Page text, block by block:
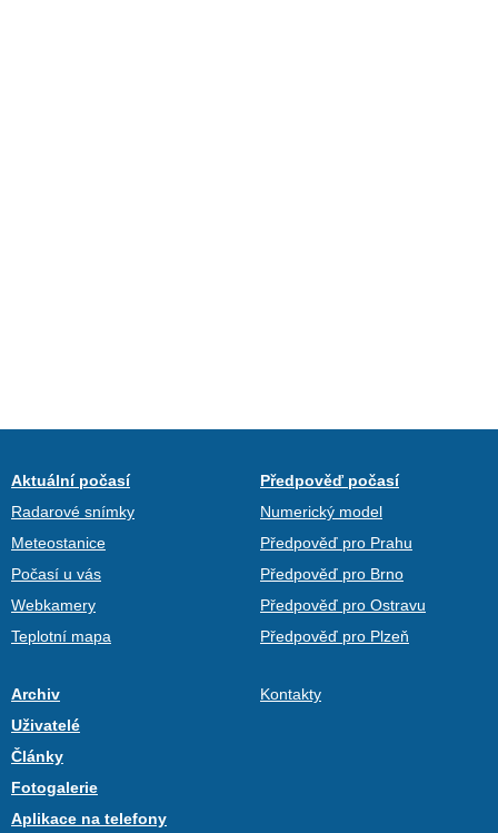
Aktuální počasí
Radarové snímky
Meteostanice
Počasí u vás
Webkamery
Teplotní mapa
Předpověď počasí
Numerický model
Předpověď pro Prahu
Předpověď pro Brno
Předpověď pro Ostravu
Předpověď pro Plzeň
Archiv
Uživatelé
Články
Fotogalerie
Aplikace na telefony
Kontakty